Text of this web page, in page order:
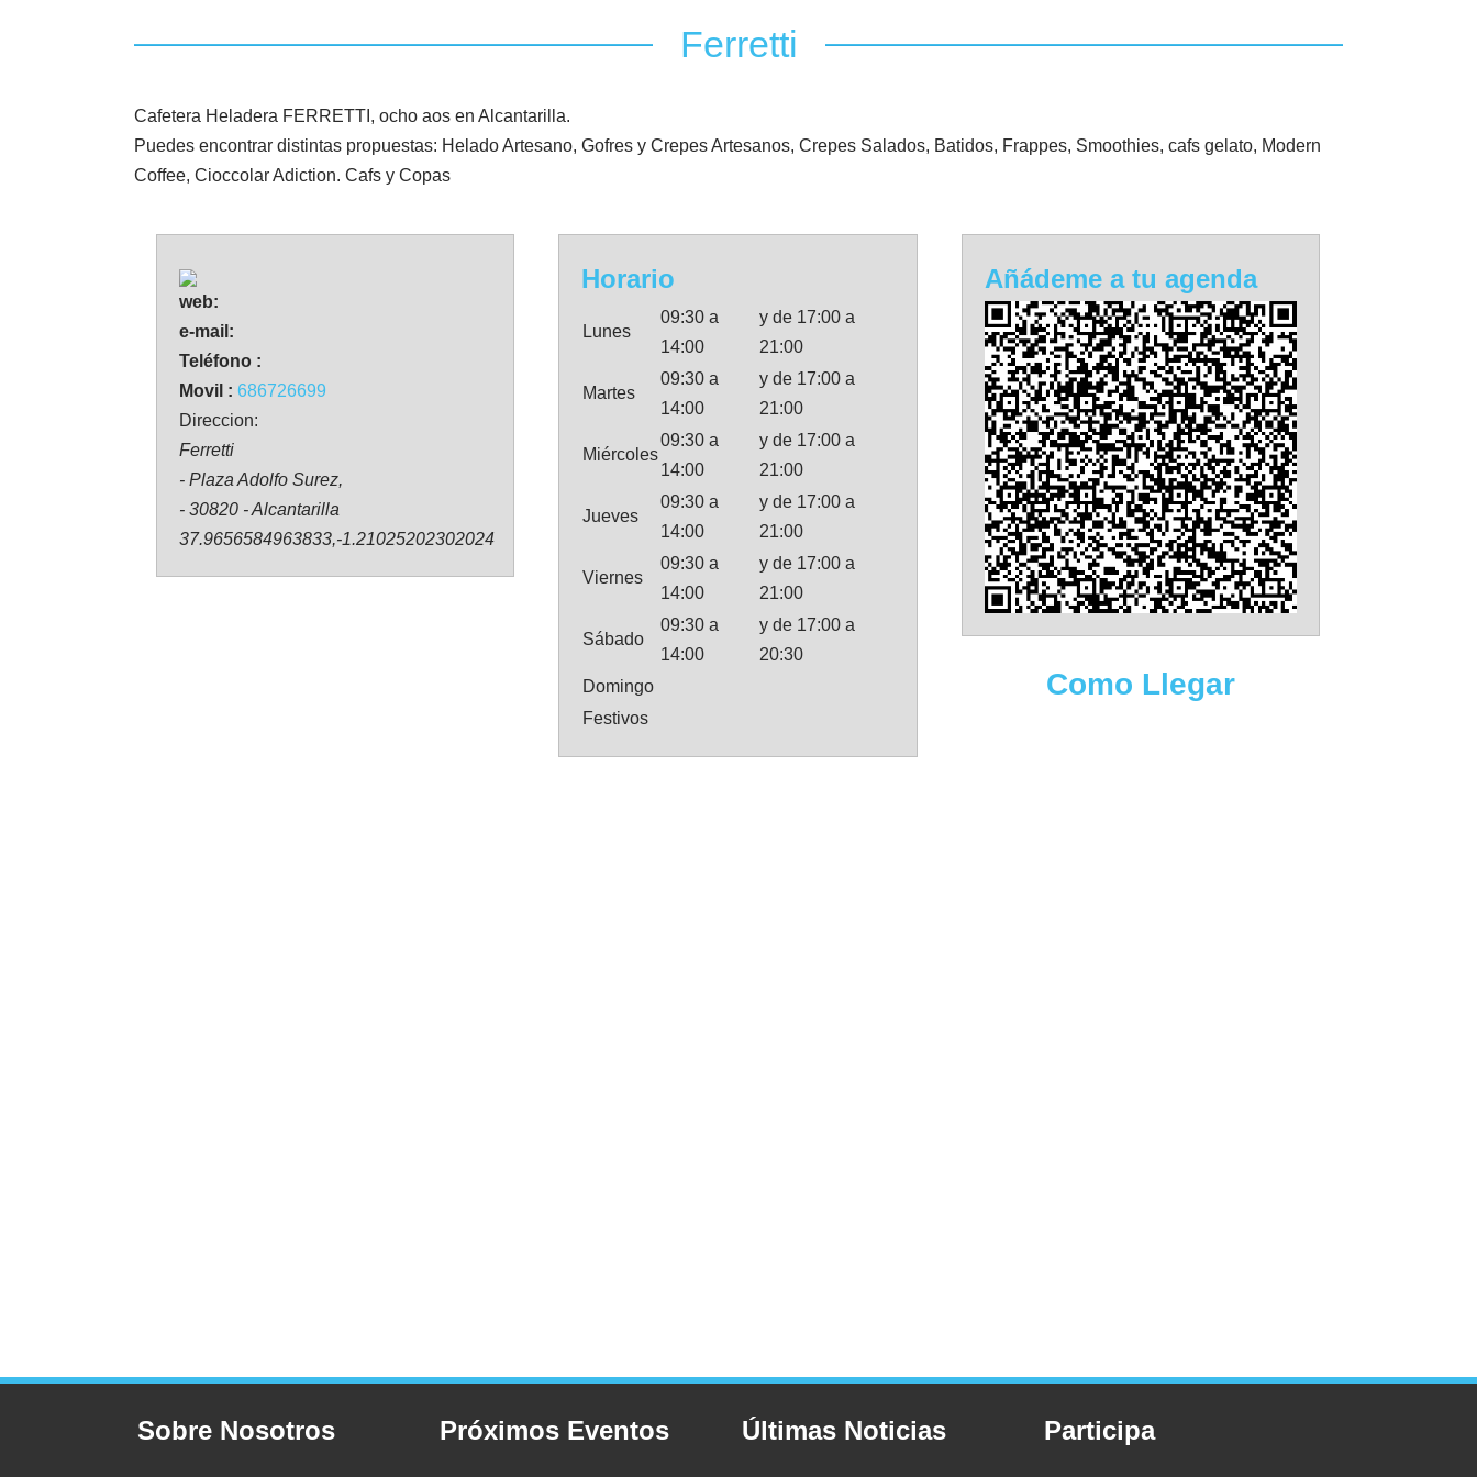
Ferretti
Cafetera Heladera FERRETTI, ocho aos en Alcantarilla.
Puedes encontrar distintas propuestas: Helado Artesano, Gofres y Crepes Artesanos, Crepes Salados, Batidos, Frappes, Smoothies, cafs gelato, Modern
Coffee, Cioccolar Adiction. Cafs y Copas
web:
e-mail:
Teléfono :
Movil : 686726699
Direccion:
Ferretti
- Plaza Adolfo Surez,
- 30820 - Alcantarilla
37.9656584963833,-1.21025202302024
Horario
Lunes
09:30 a
14:00
y de 17:00 a
21:00
Martes
09:30 a
14:00
y de 17:00 a
21:00
Miércoles
09:30 a
14:00
y de 17:00 a
21:00
Jueves
09:30 a
14:00
y de 17:00 a
21:00
Viernes
09:30 a
14:00
y de 17:00 a
21:00
Sábado
09:30 a
14:00
y de 17:00 a
20:30
Domingo
Festivos
Añádeme a tu agenda
Como Llegar
Sobre Nosotros Próximos Eventos Últimas Noticias Participa